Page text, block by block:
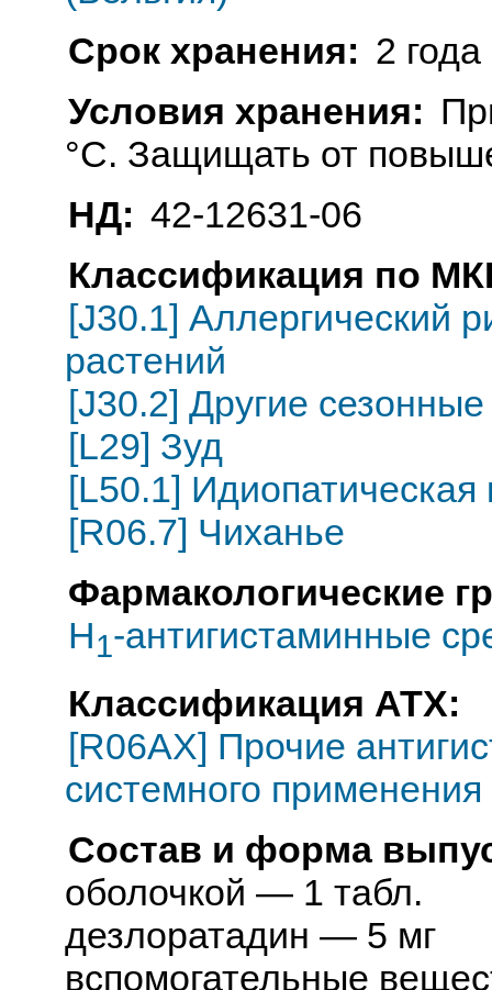
Срок хранения: 2 года
Условия хранения:
°C. Защищать от
НД: 42-12631-06
Классификация по
[J30.1] Аллергический
растений
[J30.2] Другие
[L29] Зуд
[L50.1] Идиопатическая
[R06.7] Чиханье
Фармакологические
H1-антигистаминные
Классификация АТХ:
[R06AX] Прочие
системного применения
Состав и форма
оболочкой — 1 табл.
дезлоратадин — 5 мг
вспомогательные